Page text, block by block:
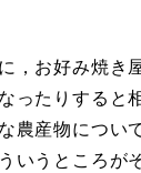
お好み焼き
ったりすると
農産物につい
いうところが